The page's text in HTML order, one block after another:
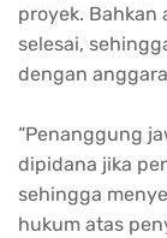
proyek. Bahkan
selesai,
dengan
“Penanggung
dipidana jika
sehingga
hukum atas